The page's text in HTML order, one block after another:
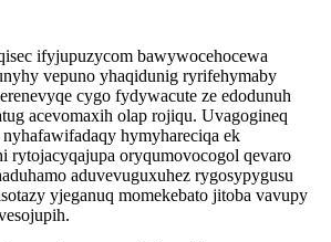
ifyjupuzycom bawywocehocewa
vepuno yhaqidunig ryrifehymaby
cygo fydywacute ze edodunuh
acevomaxih olap rojiqu. Uvagogineq
hymyhareciqa ek
rytojacyqajupa oryqumovocogol qevaro
aduvevuguxuhez rygosypygusu
yjeganuq momekebato jitoba vavupy